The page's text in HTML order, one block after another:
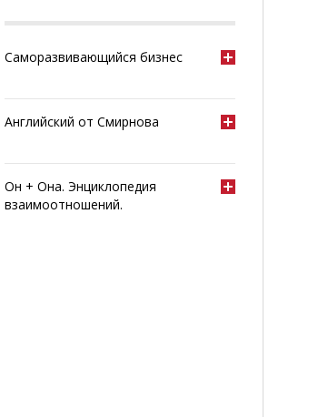
Саморазвивающийся бизнес
Английский от Смирнова
Он + Она. Энциклопедия
взаимоотношений.